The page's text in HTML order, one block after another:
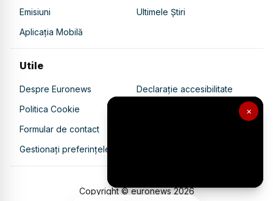
×
Emisiuni
Ultimele Știri
Aplicația Mobilă
Utile
Despre Euronews
Declarație accesibilitate
Politica Cookie
Politica de confidențialitate
Formular de contact
Gestionați preferințele
Copyright © euronews2026